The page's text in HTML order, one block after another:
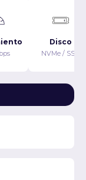
Disco
NVMe / SSD